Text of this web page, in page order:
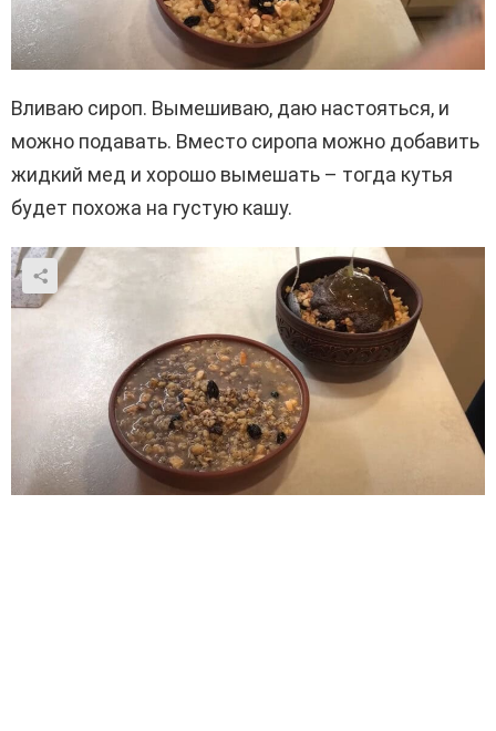
Вливаю сироп. Вымешиваю, даю настояться, и
можно подавать. Вместо сиропа можно добавить
жидкий мед и хорошо вымешать – тогда кутья
будет похожа на густую кашу.